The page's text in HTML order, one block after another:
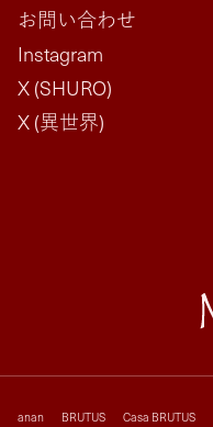
お問い合わせ
Instagram
X (SHURO)
X (異世界)
anan BRUTUS Casa BRUTUS